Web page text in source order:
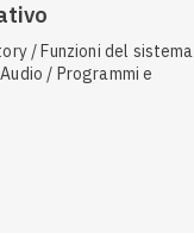
/ Funzioni del sistema
/ Programmi e